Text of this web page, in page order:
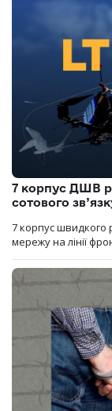
7 корпус ДШВ
сотового
7 корпус швидкого
мережу на лінії